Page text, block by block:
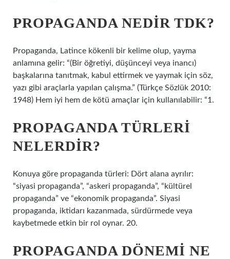
PROPAGANDA NEDIR TDK?
Propaganda, Latince kökenli bir kelime olup, yayma
anlamına gelir: “(Bir öğretiyi, düşünceyi veya inancı)
başkalarına tanıtmak, kabul ettirmek ve yaymak için söz,
yazı gibi araçlarla yapılan çalışma.” (Türkçe Sözlük 2010:
1948) Hem iyi hem de kötü amaçlar için kullanılabilir: “1.
PROPAGANDA TÜRLERI
NELERDIR?
Konuya göre propaganda türleri: Dört alana ayrılır:
“siyasi propaganda”, “askeri propaganda”, “kültürel
propaganda” ve “ekonomik propaganda”. Siyasi
propaganda, iktidarı kazanmada, sürdürmede veya
kaybetmede etkin bir rol oynar. 20.
PROPAGANDA DÖNEMI NE